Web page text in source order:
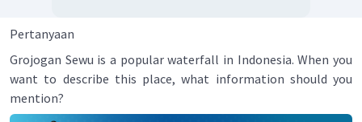
Pertanyaan
Grojogan Sewu is a popular waterfall in Indonesia. When you
want to describe this place, what information should you
mention?